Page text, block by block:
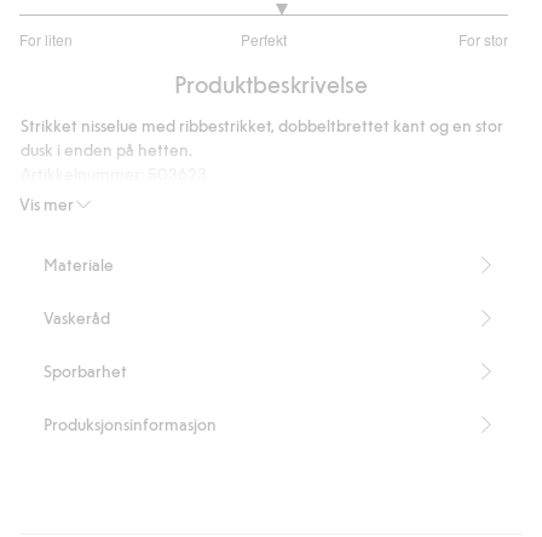
For liten Perfekt For stor
av
15
stemmer
Produktbeskrivelse
Vis mer
Strikket nisselue med ribbestrikket, dobbeltbrettet kant og en stor
dusk i enden på hetten.
Blended Recycled Polyester
Materiale
Vaskeråd
Sporbarhet
Produksjonsinformasjon